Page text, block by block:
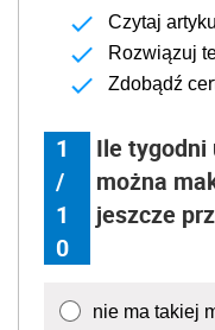
Czytaj
Rozwiązuj
Zdobądź
1
/
1
0
Ile tygodni
można
jeszcze
nie ma takiej